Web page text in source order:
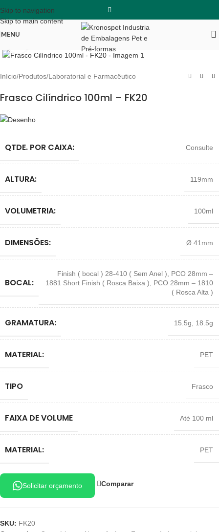
Skip to navigation
Skip to main content
MENU
Clique para ampliar
Início/Produtos/Laboratorial e Farmacêutico
Frasco Cilíndrico 100ml – FK20
QTDE. POR CAIXA: Consulte
ALTURA: 119mm
VOLUMETRIA: 100ml
DIMENSÕES: Ø 41mm
BOCAL:
Finish ( bocal ) 28-410 ( Sem Anel )
PCO 28mm –
1881 Short Finish ( Rosca Baixa )
PCO 28mm – 1810
( Rosca Alta )
GRAMATURA: 15.5g 18.5g
MATERIAL: PET
TIPO Frasco
FAIXA DE VOLUME Até 100 ml
MATERIAL: PET
Solicitar orçamento Comparar
SKU: FK20